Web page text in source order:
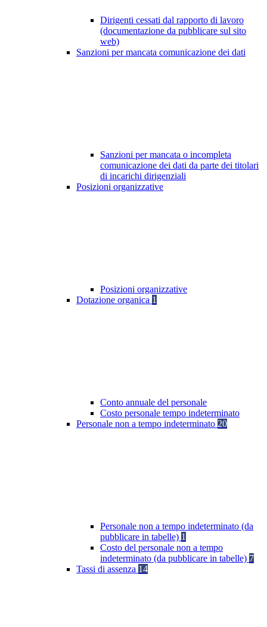
Dirigenti cessati dal rapporto di lavoro
(documentazione da pubblicare sul sito
web)
Sanzioni per mancata comunicazione dei dati
Sanzioni per mancata o incompleta
comunicazione dei dati da parte dei titolari
di incarichi dirigenziali
Posizioni organizzative
Posizioni organizzative
Dotazione organica 1
Conto annuale del personale
Costo personale tempo indeterminato
Personale non a tempo indeterminato 20
Personale non a tempo indeterminato (da
pubblicare in tabelle) 1
Costo del personale non a tempo
indeterminato (da pubblicare in tabelle) 7
Tassi di assenza 14